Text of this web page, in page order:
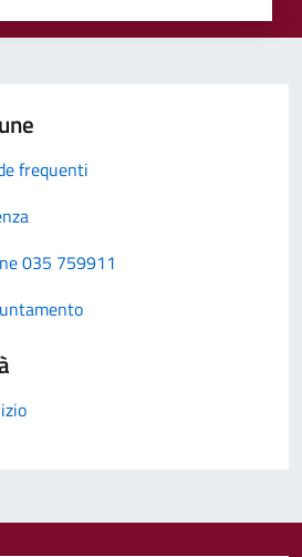
frequenti
035 759911